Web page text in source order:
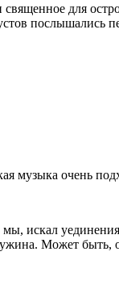
для
послышались
музыка очень
мы, искал
Может быть,